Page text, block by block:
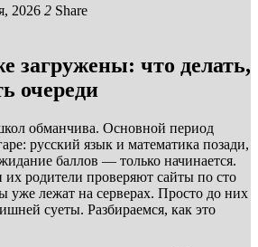
2026 2 Share
загружены: что делать,
очереди
обманчива. Основной период
русский язык и математика позади,
баллов — только начинается.
родители проверяют сайты по сто
уже лежат на серверах. Просто до них
суеты. Разбираемся, как это